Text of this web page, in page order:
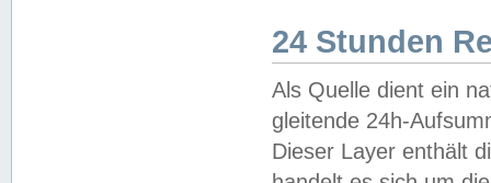
24 Stunden
Als Quelle dient ein
gleitende 24h-
Dieser Layer enthält